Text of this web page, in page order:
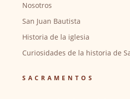
Nosotros
San Juan Bautista
Historia de la iglesia
Curiosidades de la historia de
SACRAMENTOS